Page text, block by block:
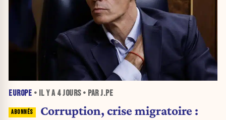
EUROPE • IL Y A 4 JOURS• PAR J.PE
Corruption, crise migratoire :